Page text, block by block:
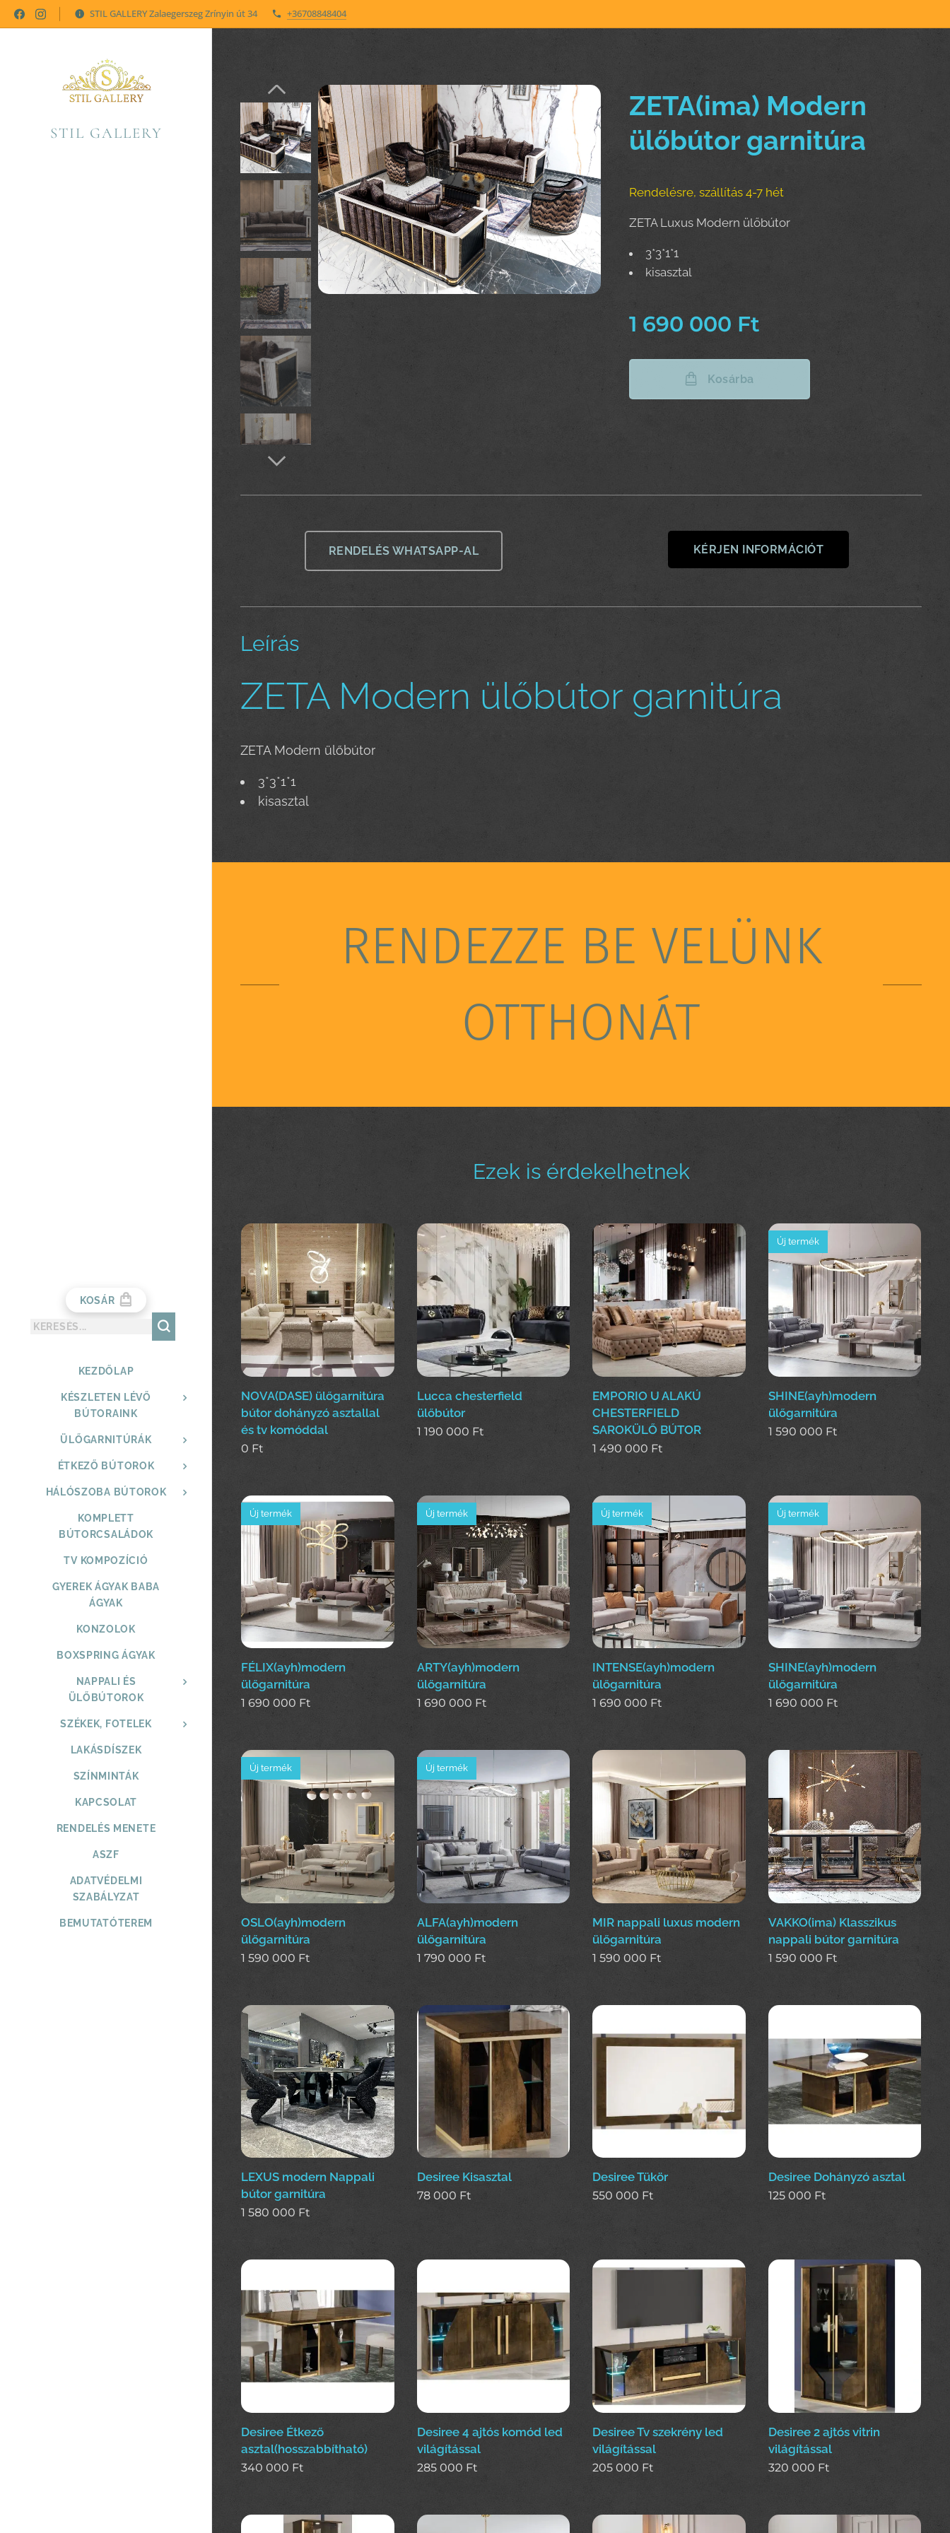
STIL GALLERY Zalaegerszeg Zrínyin út 34 +36708848404
STIL GALLERY
KOSÁR
KEZDŐLAP
KÉSZLETEN LÉVŐ
BÚTORAINK
ÜLŐGARNITÚRÁK
ÉTKEZŐ BÚTOROK
HÁLÓSZOBA BÚTOROK
KOMPLETT
BÚTORCSALÁDOK
TV KOMPOZÍCIÓ
GYEREK ÁGYAK BABA
ÁGYAK
KONZOLOK
BOXSPRING ÁGYAK
NAPPALI ÉS
ÜLŐBÚTOROK
SZÉKEK, FOTELEK
LAKÁSDÍSZEK
SZÍNMINTÁK
KAPCSOLAT
RENDELÉS MENETE
ASZF
ADATVÉDELMI
SZABÁLYZAT
BEMUTATÓTEREM
ZETA(ima) Modern
ülőbútor garnitúra
Rendelésre, szállítás 4-7 hét
ZETA Luxus Modern ülőbútor
3*3*1*1
kisasztal
1 690 000 Ft
Kosárba
RENDELÉS WHATSAPP-AL KÉRJEN INFORMÁCIÓT
Leírás
ZETA Modern ülőbútor garnitúra
ZETA Modern ülőbútor
3*3*1*1
kisasztal
RENDEZZE BE VELÜNK
OTTHONÁT
Ezek is érdekelhetnek
NOVA(DASE) ülőgarnitúra
bútor dohányzó asztallal
és tv komóddal
0 Ft
Lucca chesterfield
ülőbútor
1 190 000 Ft
EMPORIO U ALAKÚ
CHESTERFIELD
SAROKÜLŐ BÚTOR
1 490 000 Ft
SHINE(ayh)modern
ülőgarnitúra
Új termék
1 590 000 Ft
FÉLIX(ayh)modern
ülőgarnitúra
Új termék
1 690 000 Ft
ARTY(ayh)modern
ülőgarnitúra
Új termék
1 690 000 Ft
INTENSE(ayh)modern
ülőgarnitúra
Új termék
1 690 000 Ft
SHINE(ayh)modern
ülőgarnitúra
Új termék
1 690 000 Ft
OSLO(ayh)modern
ülőgarnitúra
Új termék
1 590 000 Ft
ALFA(ayh)modern
ülőgarnitúra
Új termék
1 790 000 Ft
MIR nappali luxus modern
ülőgarnitúra
1 590 000 Ft
VAKKO(ima) Klasszikus
nappali bútor garnitúra
1 590 000 Ft
LEXUS modern Nappali
bútor garnitúra
1 580 000 Ft
Desiree Kisasztal
78 000 Ft
Desiree Tükör
550 000 Ft
Desiree Dohányzó asztal
125 000 Ft
Desiree Étkező
asztal(hosszabbítható)
340 000 Ft
Desiree 4 ajtós komód led
világítással
285 000 Ft
Desiree Tv szekrény led
világítással
205 000 Ft
Desiree 2 ajtós vitrin
világítással
320 000 Ft